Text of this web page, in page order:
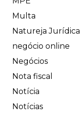
Multa
Natureja Jurídica
negócio online
Negócios
Nota fiscal
Notícia
Notícias